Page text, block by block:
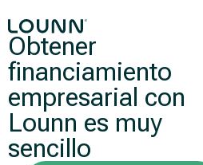
Obtener
financiamiento
empresarial con
Lounn es muy
sencillo